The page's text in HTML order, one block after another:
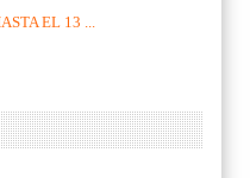
EL 13 ...